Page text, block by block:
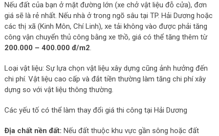
Nếu đất của bạn ở mặt đường lớn (xe chở vật liệu đỗ cửa), đơn
giá sẽ là rẻ nhất. Nếu nhà ở trong ngõ sâu tại TP. Hải Dương hoặc
các thị xã (Kinh Môn, Chí Linh), xe tải không vào được phải tăng
công vận chuyển thủ công bằng xe thồ, giá có thể tăng thêm từ
200.000 – 400.000 đ/m2.
Loại vật liệu: Sự lựa chọn vật liệu xây dựng cũng ảnh hưởng đến
chi phí. Vật liệu cao cấp và đắt tiền thường làm tăng chi phí xây
dựng so với vật liệu thông thường.
Các yếu tố có thể làm thay đổi giá thi công tại Hải Dương
Địa chất nền đất: Nếu đất thuộc khu vực gần sông hoặc đất